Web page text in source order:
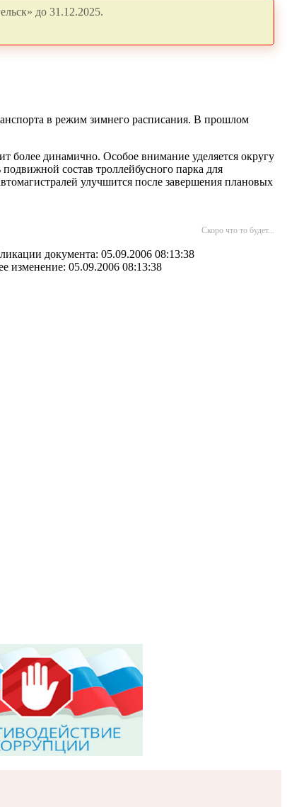
до 31.12.2025.
в режим зимнего расписания. В прошлом
более динамично. Особое внимание уделяется округу
состав троллейбусного парка для
улучшится после завершения плановых
Скоро что то будет...
документа: 05.09.2006 08:13:38
изменение: 05.09.2006 08:13:38